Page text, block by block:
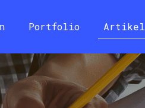
Portfolio Artikel